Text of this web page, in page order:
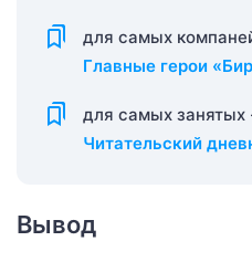
для самых
Главные герои
для самых занятых
Читательский
Вывод